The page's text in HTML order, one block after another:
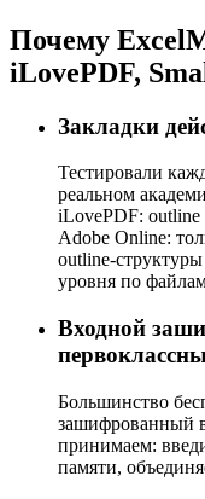
Почему
iLovePDF,
Закладки
Тестировали
реальном
iLovePDF: outline
Adobe Online:
outline-
уровня по
Входной
Большинство
зашифрованный
принимаем:
памяти,